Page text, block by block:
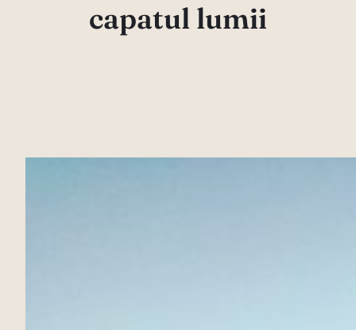
capatul lumii